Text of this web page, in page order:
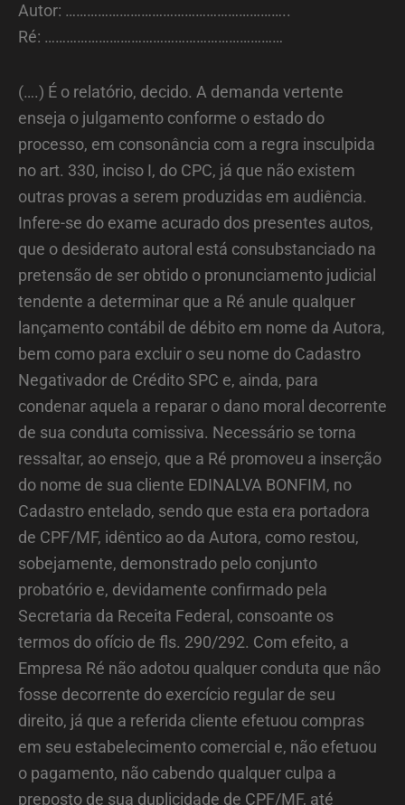
Autor: ……………………………………………………..
Ré: …………………………………………………………
(….) É o relatório, decido. A demanda vertente
enseja o julgamento conforme o estado do
processo, em consonância com a regra insculpida
no art. 330, inciso I, do CPC, já que não existem
outras provas a serem produzidas em audiência.
Infere-se do exame acurado dos presentes autos,
que o desiderato autoral está consubstanciado na
pretensão de ser obtido o pronunciamento judicial
tendente a determinar que a Ré anule qualquer
lançamento contábil de débito em nome da Autora,
bem como para excluir o seu nome do Cadastro
Negativador de Crédito SPC e, ainda, para
condenar aquela a reparar o dano moral decorrente
de sua conduta comissiva. Necessário se torna
ressaltar, ao ensejo, que a Ré promoveu a inserção
do nome de sua cliente EDINALVA BONFIM, no
Cadastro entelado, sendo que esta era portadora
de CPF/MF, idêntico ao da Autora, como restou,
sobejamente, demonstrado pelo conjunto
probatório e, devidamente confirmado pela
Secretaria da Receita Federal, consoante os
termos do ofício de fls. 290/292. Com efeito, a
Empresa Ré não adotou qualquer conduta que não
fosse decorrente do exercício regular de seu
direito, já que a referida cliente efetuou compras
em seu estabelecimento comercial e, não efetuou
o pagamento, não cabendo qualquer culpa a
preposto de sua duplicidade de CPF/MF, até